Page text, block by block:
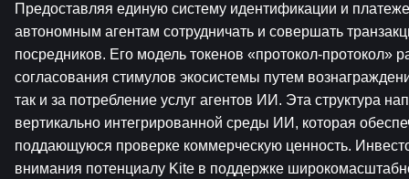
Предоставляя единую систему идентификации и
автономным агентам сотрудничать и совершать
посредников. Его модель токенов «протокол-протокол»
согласования стимулов экосистемы путем
так и за потребление услуг агентов ИИ. Эта структура
вертикально интегрированной среды ИИ, которая
поддающуюся проверке коммерческую ценность.
внимания потенциалу Kite в поддержке